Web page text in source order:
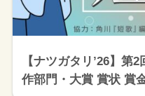
【ナツガタリ’26】第
作部門・大賞 賞状 賞